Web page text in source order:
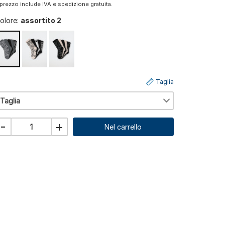
include IVA e spedizione gratuita.
assortito 2
Taglia
Taglia
- + Nel carrello